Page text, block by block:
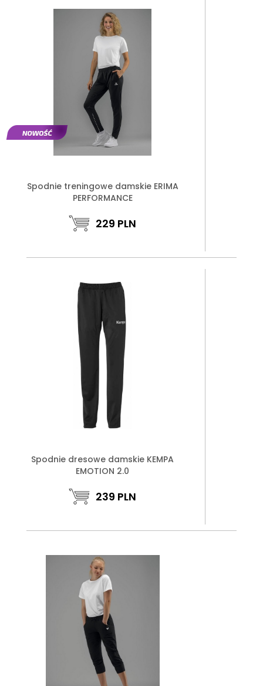
Spodnie treningowe damskie ERIMA
PERFORMANCE
229 PLN
Spodnie dresowe damskie KEMPA
EMOTION 2.0
239 PLN